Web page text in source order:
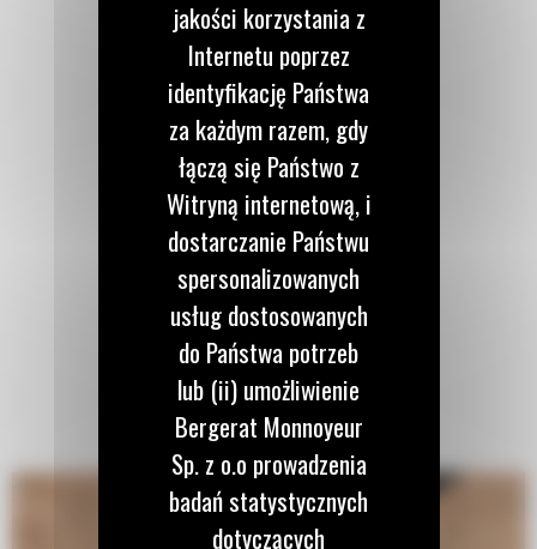
jakości korzystania z
Internetu poprzez
identyfikację Państwa
za każdym razem, gdy
łączą się Państwo z
Witryną internetową, i
dostarczanie Państwu
spersonalizowanych
usług dostosowanych
do Państwa potrzeb
lub (ii) umożliwienie
Bergerat Monnoyeur
Sp. z o.o prowadzenia
badań statystycznych
dotyczących